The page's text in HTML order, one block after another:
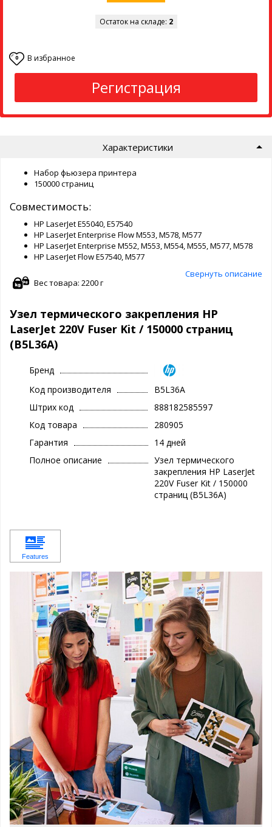
Остаток на складе: 2
0 В избранное
Регистрация
Характеристики
Набор фьюзера принтера
150000 страниц
Совместимость:
HP LaserJet E55040, E57540
HP LaserJet Enterprise Flow M553, M578, M577
HP LaserJet Enterprise M552, M553, M554, M555, M577, M578
HP LaserJet Flow E57540, M577
Свернуть описание
Вес товара: 2200 г
Узел термического закрепления HP
LaserJet 220V Fuser Kit / 150000 страниц
(B5L36A)
Бренд
Код производителя
B5L36A
Штрих код
888182585597
Код товара
280905
Гарантия
14 дней
Полное описание
Узел термического
закрепления HP LaserJet
220V Fuser Kit / 150000
страниц (B5L36A)